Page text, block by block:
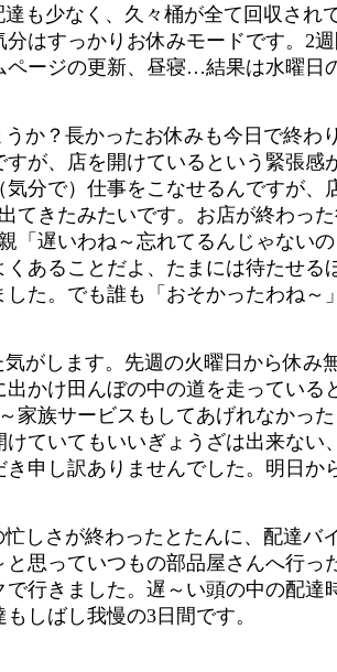
も少なく、久々桶が全て回収さ
はすっかりお休みモードです。
ージの更新、昼寝…結果は水曜日
か？長かったお休みも今日で終
が、店を開けているという緊張
分で）仕事をこなせるんですが
てきたみたいです。お店が終わっ
「遅いわね～忘れてるんじゃない
あることだよ、たまには待たせ
た。でも誰も「おそかったわね
がします。先週の火曜日から休
かけ田んぼの中の道を走ってい
家族サービスもしてあげれなか
ていてもいいぎょうざは出来な
申し訳ありませんでした。明日か
しさが終わったとたんに、配達バ
思っていつもの部品屋さんへ行
行きました。遅～い頭の中の配
しばし我慢の3日間です。